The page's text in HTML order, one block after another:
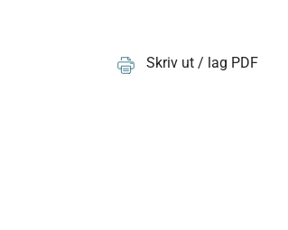
Skriv ut / lag PDF